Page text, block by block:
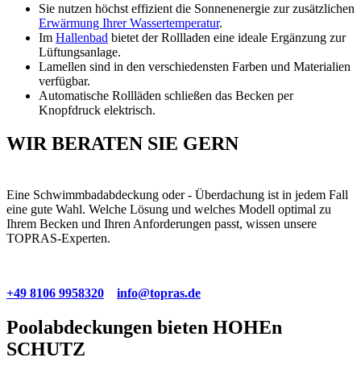
Sie nutzen höchst effizient die Sonnenenergie zur zusätzlichen
Erwärmung Ihrer Wassertemperatur.
Im Hallenbad bietet der Rollladen eine ideale Ergänzung zur
Lüftungsanlage.
Lamellen sind in den verschiedensten Farben und Materialien
verfügbar.
Automatische Rollläden schließen das Becken per
Knopfdruck elektrisch.
WIR BERATEN SIE GERN
Eine Schwimmbadabdeckung oder - Überdachung ist in jedem Fall
eine gute Wahl. Welche Lösung und welches Modell optimal zu
Ihrem Becken und Ihren Anforderungen passt, wissen unsere
TOPRAS-Experten.
+49 8106 9958320 info@topras.de
Pool­abdeck­ungen bieten HOHEn
SCHUTZ